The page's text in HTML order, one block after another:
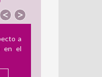
< >
de Instrumentos en
Medir el Acoso